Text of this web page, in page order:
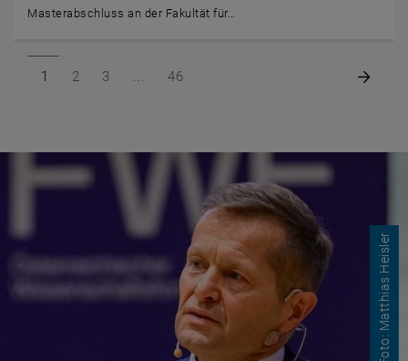
Masterabschluss an der Fakultät für…
Seite 1 von 46
1 Seite 2 von 46
2 Seite 3 von 46
3 Seite 46 von 46
46
Hero Startseite